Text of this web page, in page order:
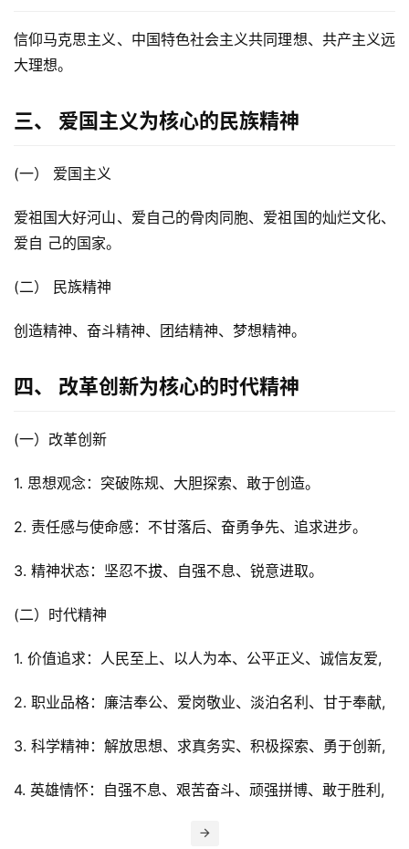
页
咨
程
计
专
源
问
登录 注册
信仰马克思主义、中国特色社会主义共同理想、共产主义远
大理想。
三、 爱国主义为核心的民族精神
(一） 爱国主义
爱祖国大好河山、爱自己的骨肉同胞、爱祖国的灿烂文化、
爱自 己的国家。
(二） 民族精神
创造精神、奋斗精神、团结精神、梦想精神。
四、 改革创新为核心的时代精神
(一）改革创新
1. 思想观念：突破陈规、大胆探索、敢于创造。
2. 责任感与使命感：不甘落后、奋勇争先、追求进步。
3. 精神状态：坚忍不拔、自强不息、锐意进取。
(二）时代精神
1. 价值追求：人民至上、以人为本、公平正义、诚信友爱,
2. 职业品格：廉洁奉公、爱岗敬业、淡泊名利、甘于奉献,
3. 科学精神：解放思想、求真务实、积极探索、勇于创新,
4. 英雄情怀：自强不息、艰苦奋斗、顽强拼博、敢于胜利,